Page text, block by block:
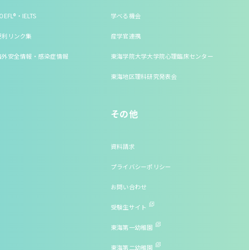
・IELTS
利リンク集
外安全情報・感染症情報
学べる機会
産学官連携
東海学院大学大学院心理臨床センター
東海地区理科研究発表会
その他
資料請求
プライバシーポリシー
お問い合わせ
受験生サイト
東海第一幼稚園
東海第二幼稚園